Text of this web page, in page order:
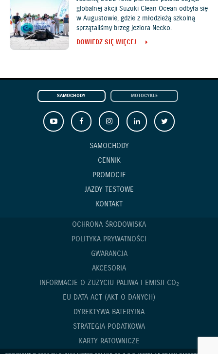
globalnej akcji Suzuki Clean Ocean odbyła się
w Augustowie, gdzie z młodzieżą szkolną
sprzątaliśmy brzeg jeziora Necko.
DOWIEDZ SIĘ WIĘCEJ
SAMOCHODY MOTOCYKLE
SAMOCHODY
CENNIK
PROMOCJE
JAZDY TESTOWE
KONTAKT
OCHRONA ŚRODOWISKA
POLITYKA PRYWATNOŚCI
GWARANCJA
AKCESORIA
INFORMACJE O ZUŻYCIU PALIWA I EMISJI CO2
EU DATA ACT (AKT O DANYCH)
DYREKTYWA BATERYJNA
STRATEGIA PODATKOWA
KARTY RATOWNICZE